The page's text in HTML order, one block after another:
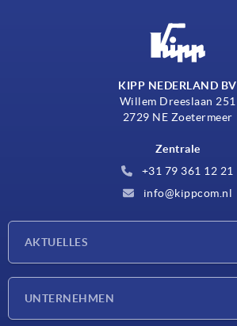
KIPP NEDERLAND BV
Willem Dreeslaan 251
2729 NE Zoetermeer
Zentrale
+31 79 361 12 21
info@kippcom.nl
AKTUELLES
UNTERNEHMEN